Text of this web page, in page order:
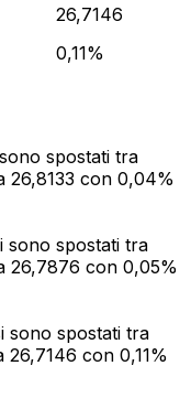
26,7146
0,11%
spostati tra
26,8133 con 0,04%
sono spostati tra
26,7876 con 0,05%
sono spostati tra
26,7146 con 0,11%